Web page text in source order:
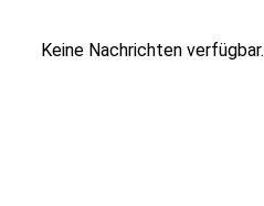
Keine Nachrichten verfügbar.